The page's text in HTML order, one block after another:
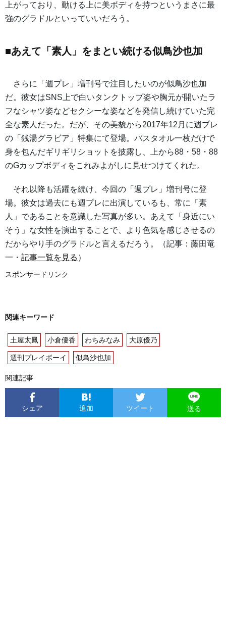
上がっており、動ける上に美ボディを持つというまさに最
強のグラドルといっていいだろう。
■あえて「素人」をまとい続ける似鳥沙也加
さらに「週プレ」増刊号で注目したいのが似鳥沙也加
だ。彼女はSNS上で白いタンクトップ姿や胸元が開いたラ
フなシャツ姿などセクシーな姿などを発信し続けていた完
全な素人だった。だが、その美貌から2017年12月に週プレ
の「銭湯グラビア」特集にて登場。バスタオル一枚だけで
身を包んだギリギリショットを披露し、上から88・58・88
のGカップボディをこれみよがしに見せつけてくれた。
それ以降も活躍を続け、今回の「週プレ」増刊号に登
場。彼女は過去にも週プレに出演しているも、常に「素
人」であることを意識した写真が多い。あえて「身近にい
そう」な女性を演出することで、より色気を感じさせるの
だからやり手のグラドルと言えるだろう。（記事：藤田竜
一・ 記事一覧を見る ）
スポンサードリンク
関連キーワード
土屋太鳳 小倉優香 わちみなみ 大原優乃
週刊プレイボーイ 似鳥沙也加
関連記事
シェア 追加 ツイート 送る